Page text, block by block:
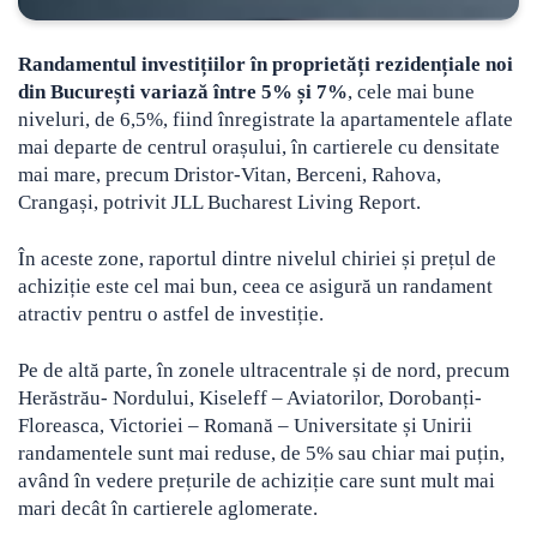
Randamentul investițiilor în proprietăți rezidențiale noi
din București variază între 5% și 7%, cele mai bune
niveluri, de 6,5%, fiind înregistrate la apartamentele aflate
mai departe de centrul orașului, în cartierele cu densitate
mai mare, precum Dristor-Vitan, Berceni, Rahova,
Crangași, potrivit JLL Bucharest Living Report.
În aceste zone, raportul dintre nivelul chiriei și prețul de
achiziție este cel mai bun, ceea ce asigură un randament
atractiv pentru o astfel de investiție.
Pe de altă parte, în zonele ultracentrale și de nord, precum
Herăstrău- Nordului, Kiseleff – Aviatorilor, Dorobanți-
Floreasca, Victoriei – Romană – Universitate și Unirii
randamentele sunt mai reduse, de 5% sau chiar mai puțin,
având în vedere prețurile de achiziție care sunt mult mai
mari decât în cartierele aglomerate.